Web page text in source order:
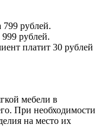
рублей.
рублей.
платит 30 рублей
мебели в
При необходимости
на место их